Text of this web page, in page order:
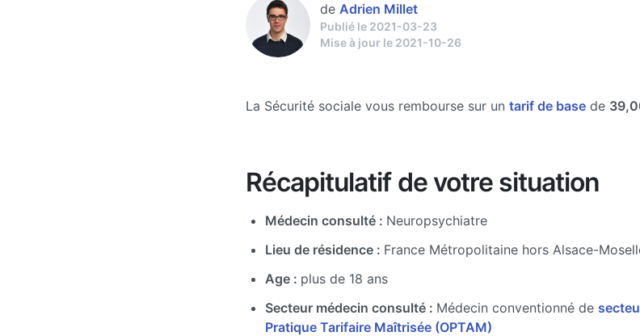
de Adrien Millet
Publié le 2021-03-23
Mise à jour le 2021-10-26
La Sécurité sociale vous rembourse sur un tarif de base de
Récapitulatif de votre situation
Médecin consulté : Neuropsychiatre
Lieu de résidence : France Métropolitaine hors Alsace-
Age : plus de 18 ans
Secteur médecin consulté : Médecin conventionné de
Pratique Tarifaire Maîtrisée (OPTAM)